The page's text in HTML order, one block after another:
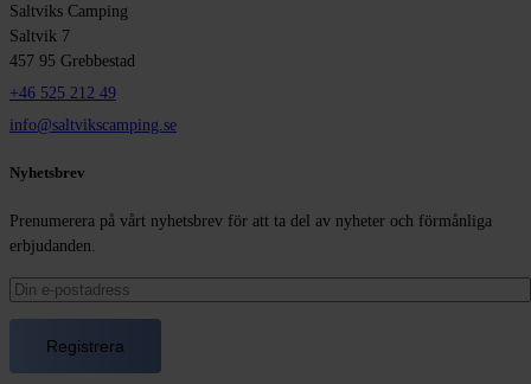
Saltviks Camping
Saltvik 7
457 95 Grebbestad
+46 525 212 49
info@saltvikscamping.se
Nyhetsbrev
Prenumerera på vårt nyhetsbrev för att ta del av nyheter och förmånliga
erbjudanden.